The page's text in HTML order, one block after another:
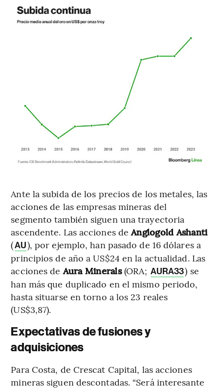
Ante la subida de los precios de los metales, las
acciones de las empresas mineras del
segmento también siguen una trayectoria
ascendente. Las acciones deAnglogold Ashanti
(AU), por ejemplo, han pasado de 16 dólares a
principios de año a US$24 en la actualidad. Las
acciones de Aura Minerals(ORA; AURA33) se
han más que duplicado en el mismo periodo,
hasta situarse en torno a los 23 reales
(US$3,87).
Expectativas de fusiones y
adquisiciones
Para Costa, de Crescat Capital, las acciones
mineras siguen descontadas. “Será interesante